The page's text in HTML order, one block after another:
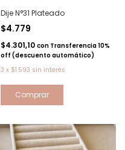
Dije N°31 Plateado
$4.779
$4.301,10 con Transferencia 10%
off (descuento automático)
3 x $1.593 sin interés